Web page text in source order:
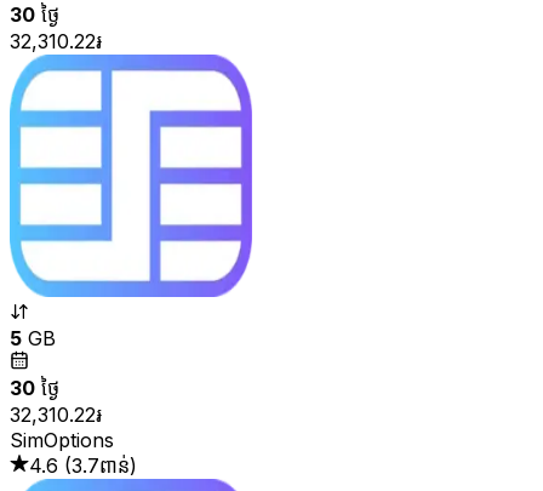
30 ថ្ងៃ
32,310.22៛
5 GB
30 ថ្ងៃ
32,310.22៛
SimOptions
4.6 (3.7ពាន់)